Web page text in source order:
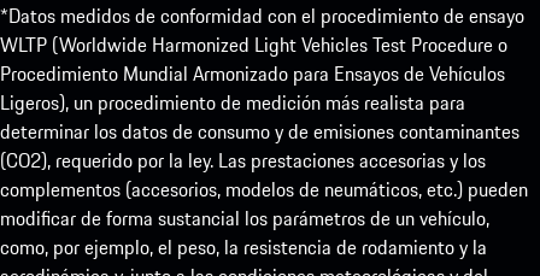
*Datos medidos de conformidad con el procedimiento de ensayo
WLTP (Worldwide Harmonized Light Vehicles Test Procedure o
Procedimiento Mundial Armonizado para Ensayos de Vehículos
Ligeros), un procedimiento de medición más realista para
determinar los datos de consumo y de emisiones contaminantes
(CO2), requerido por la ley. Las prestaciones accesorias y los
complementos (accesorios, modelos de neumáticos, etc.) pueden
modificar de forma sustancial los parámetros de un vehículo,
como, por ejemplo, el peso, la resistencia de rodamiento y la